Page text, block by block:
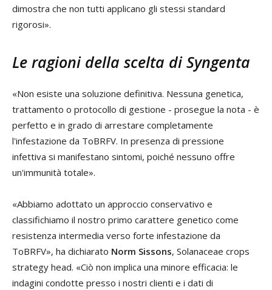
dimostra che non tutti applicano gli stessi standard
rigorosi».
Le ragioni della scelta di Syngenta
«Non esiste una soluzione definitiva. Nessuna genetica,
trattamento o protocollo di gestione - prosegue la nota - è
perfetto e in grado di arrestare completamente
l'infestazione da ToBRFV. In presenza di pressione
infettiva si manifestano sintomi, poiché nessuno offre
un'immunità totale».
«Abbiamo adottato un approccio conservativo e
classifichiamo il nostro primo carattere genetico come
resistenza intermedia verso forte infestazione da
ToBRFV», ha dichiarato Norm Sissons, Solanaceae crops
strategy head. «Ciò non implica una minore efficacia: le
indagini condotte presso i nostri clienti e i dati di